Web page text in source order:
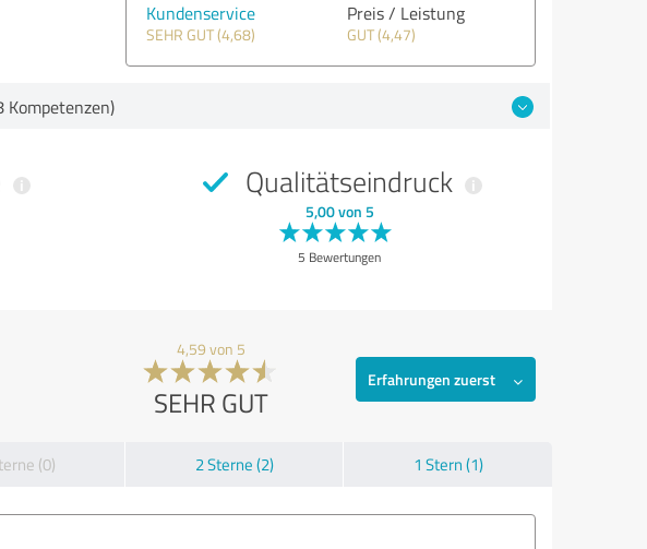
Kundenservice
SEHR GUT (4,68)
Preis / Leistung
GUT (4,47)
Qualitätseindruck
5,00 von 5
5 Bewertungen
4,59 von 5
SEHR GUT
Erfahrungen zuerst
(0) 2 Sterne (2) 1 Stern (1)